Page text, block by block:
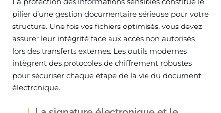
pilier d’une gestion documentaire sérieuse pour votre
structure. Une fois vos fichiers optimisés, vous devez
assurer leur intégrité face aux accès non autorisés
lors des transferts externes. Les outils modernes
intègrent des protocoles de chiffrement robustes
pour sécuriser chaque étape de la vie du document
électronique.